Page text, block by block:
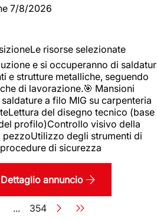
7/8/2026
risorse selezionate
e si occuperanno di
e strutture metalliche, seguendo
di lavorazione.🎯 Mansioni
a filo MIG su carpenteria
del disegno tecnico (base
profilo)Controllo visivo della
pezzoUtilizzo degli strumenti di
di sicurezza
Dettaglio annuncio
... Pagina
354